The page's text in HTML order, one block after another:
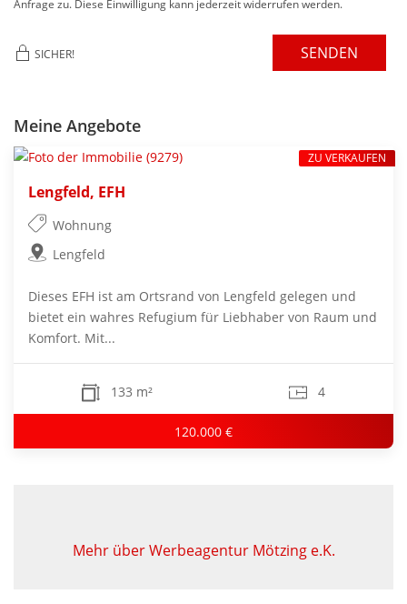
Anfrage zu. Diese Einwilligung kann jederzeit widerrufen werden.
SICHER! SENDEN
Meine Angebote
Lengfeld, EFH
Wohnung
Lengfeld
Dieses EFH ist am Ortsrand von Lengfeld gelegen und
bietet ein wahres Refugium für Liebhaber von Raum und
Komfort. Mit...
133 m² 4
120.000 €
ZU VERKAUFEN
Mehr über Werbeagentur Mötzing e.K.